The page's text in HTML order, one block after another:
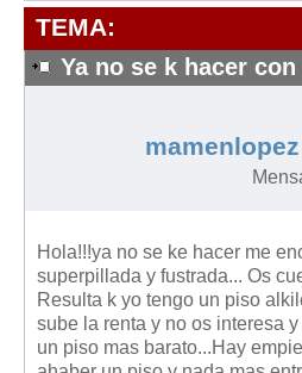
Modelos de Contratos
Requerimientos y
Formularios sobre Propiedad
Modelos de Convocatoria de
Modelos de Acta de Junta de
Legislación sobre
Legislación sobre la
Legislación sobre Adquisición
TEMA:
Ya no se k hacer
mamenlopez
Hola!!!ya no se ke hacer me
superpillada y fustrada... Os
Resulta k yo tengo un piso
sube la renta y no os interesa
un piso mas barato...Hay